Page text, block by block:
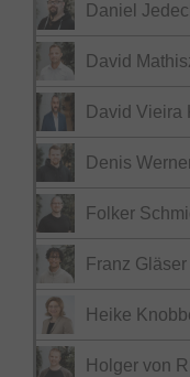
Daniel
David
David Vieira
Denis
Folker
Franz Gläser
Heike
Holger von